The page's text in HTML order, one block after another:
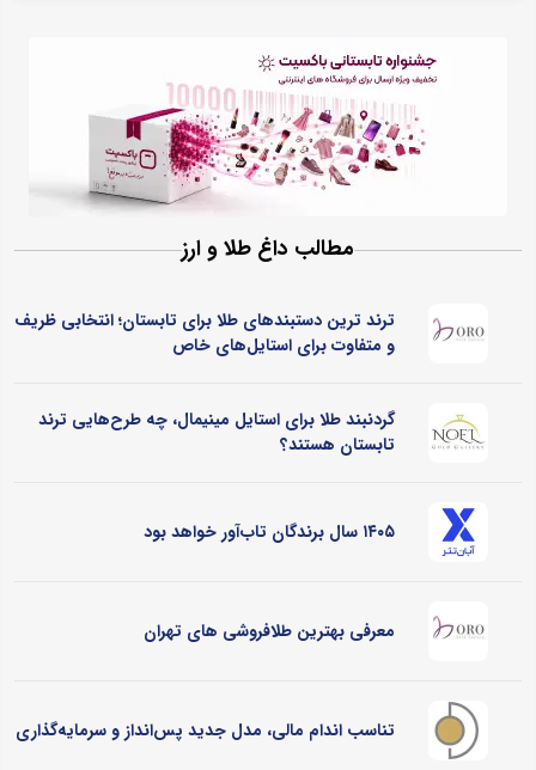
مطالب داغ طلا و ارز
ترند ترین دستبندهای طلا برای تابستان؛ انتخابی ظریف
و متفاوت برای استایل‌های خاص
گردنبند طلا برای استایل مینیمال، چه طرح‌هایی ترند
تابستان هستند؟
۱۴۰۵ سال برندگان تاب‌آور خواهد بود
معرفی بهترین طلافروشی های تهران
تناسب اندام مالی، مدل جدید پس‌انداز و سرمایه‌گذاری